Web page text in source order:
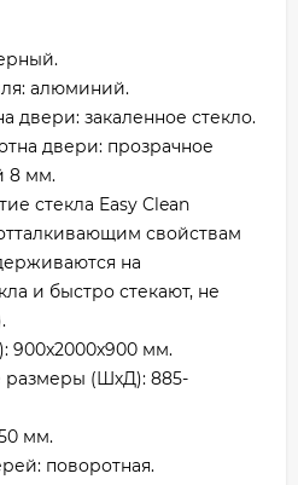
алюминий.
двери: закаленное стекло.
двери: прозрачное
8 мм.
стекла Easy Clean
свойствам
на
и быстро стекают, не
900x2000х900 мм.
размеры (ШхД): 885-
мм.
поворотная.